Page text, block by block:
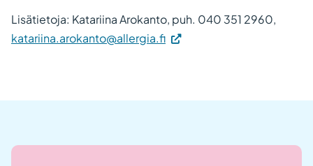
Lisätietoja: Katariina Arokanto, puh. 040 351 2960,
katariina.arokanto@allergia.fi